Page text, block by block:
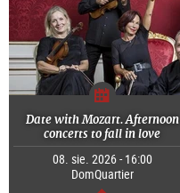
Date with Mozart. Afternoon
concerts to fall in love
08. sie. 2026 - 16:00
DomQuartier